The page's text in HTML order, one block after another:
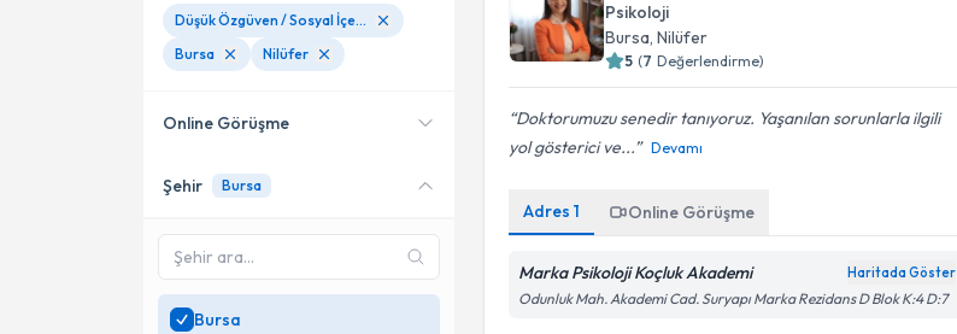
Psikoloji
Bursa, Nilüfer
5 (7 Değerlendirme)
Doktorumuzu senedir tanıyoruz. Yaşanılan sorunlarla ilgili
yol gösterici ve...
Devamı
Adres1 Online Görüşme
Marka Psikoloji Koçluk Akademi Haritada Göster
Odunluk Mah. Akademi Cad. Suryapı Marka Rezidans D Blok K:4 D:7
Düşük Özgüven / Sosyal İçe Kapanıklık
Bursa
Nilüfer
Online Görüşme
Online danışmanlık sunan
SadeceBursa
uzman ara
Şehir Bursa
Bursa